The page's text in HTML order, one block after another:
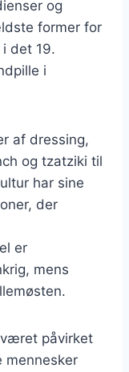
og
former for
det 19.
i
af dressing,
og tzatziki til
har sine
der
er
mens
været påvirket
mennesker